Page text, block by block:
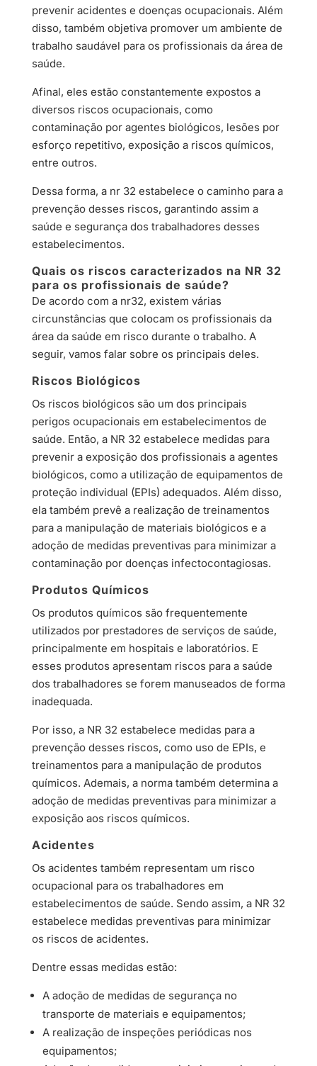
prevenir acidentes e doenças ocupacionais. Além
disso, também objetiva promover um ambiente de
trabalho saudável para os profissionais da área de
saúde.
Afinal, eles estão constantemente expostos a
diversos riscos ocupacionais, como
contaminação por agentes biológicos, lesões por
esforço repetitivo, exposição a riscos químicos,
entre outros.
Dessa forma, a nr 32 estabelece o caminho para a
prevenção desses riscos, garantindo assim a
saúde e segurança dos trabalhadores desses
estabelecimentos.
Quais os riscos caracterizados na NR 32
para os profissionais de saúde?
De acordo com a nr32, existem várias
circunstâncias que colocam os profissionais da
área da saúde em risco durante o trabalho. A
seguir, vamos falar sobre os principais deles.
Riscos Biológicos
Os riscos biológicos são um dos principais
perigos ocupacionais em estabelecimentos de
saúde. Então, a NR 32 estabelece medidas para
prevenir a exposição dos profissionais a agentes
biológicos, como a utilização de equipamentos de
proteção individual (EPIs) adequados. Além disso,
ela também prevê a realização de treinamentos
para a manipulação de materiais biológicos e a
adoção de medidas preventivas para minimizar a
contaminação por doenças infectocontagiosas.
Produtos Químicos
Os produtos químicos são frequentemente
utilizados por prestadores de serviços de saúde,
principalmente em hospitais e laboratórios. E
esses produtos apresentam riscos para a saúde
dos trabalhadores se forem manuseados de forma
inadequada.
Por isso, a NR 32 estabelece medidas para a
prevenção desses riscos, como uso de EPIs, e
treinamentos para a manipulação de produtos
químicos. Ademais, a norma também determina a
adoção de medidas preventivas para minimizar a
exposição aos riscos químicos.
Acidentes
Os acidentes também representam um risco
ocupacional para os trabalhadores em
estabelecimentos de saúde. Sendo assim, a NR 32
estabelece medidas preventivas para minimizar
os riscos de acidentes.
Dentre essas medidas estão:
A adoção de medidas de segurança no
transporte de materiais e equipamentos;
A realização de inspeções periódicas nos
equipamentos;